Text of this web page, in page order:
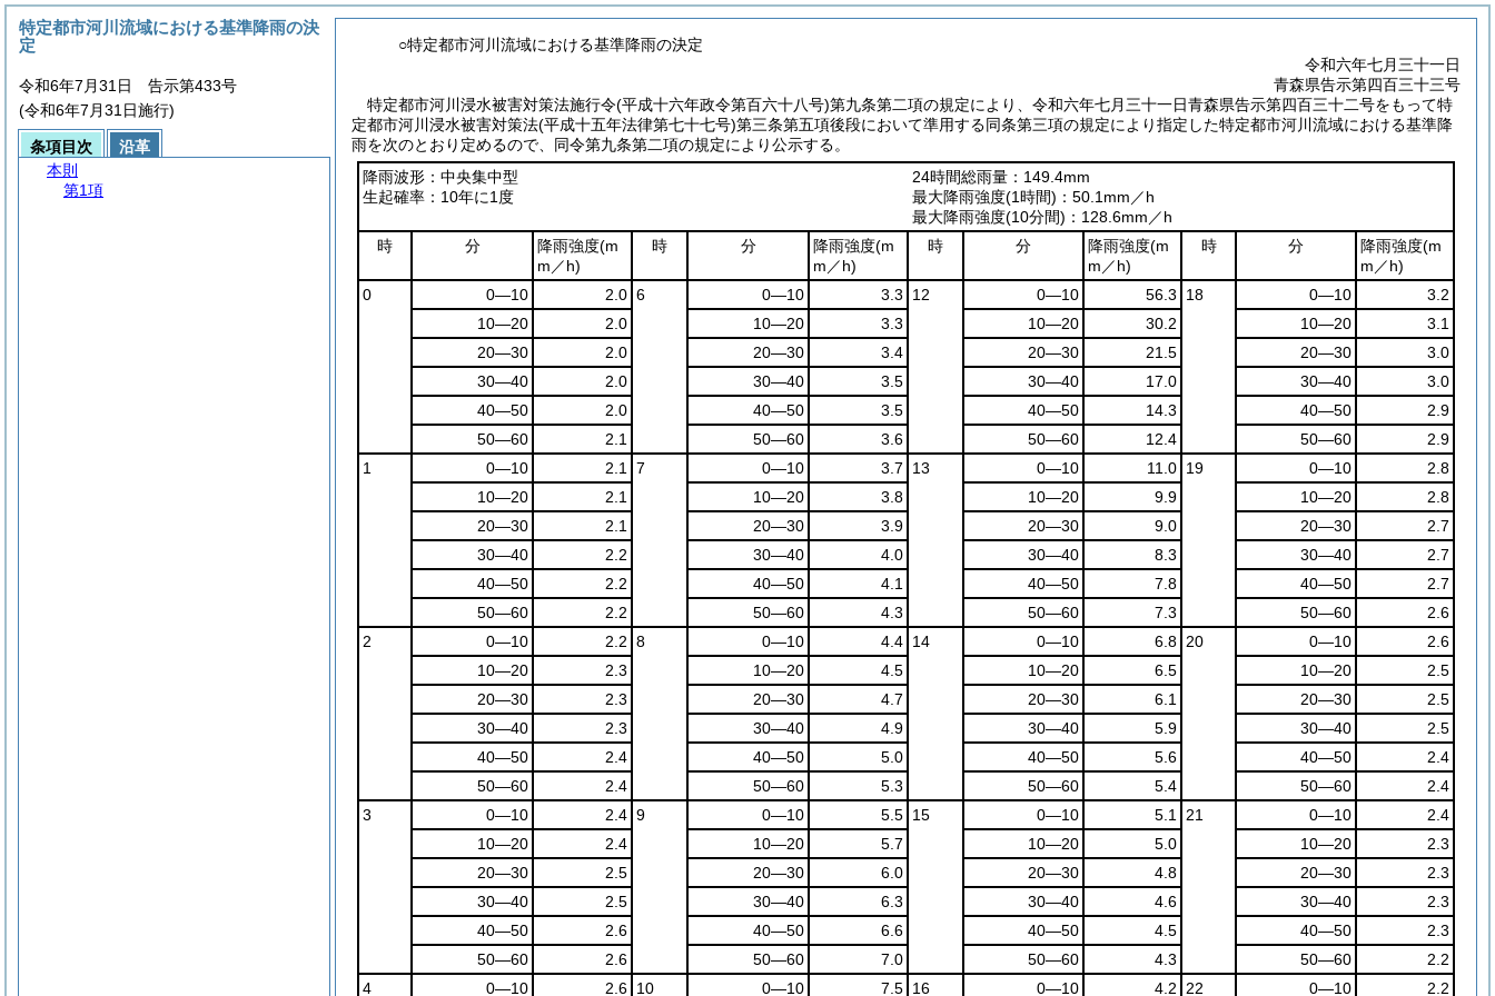
○特定都市河川流域における基準降雨の決定
令和六年七月三十一日
青森県告示第四百三十三号
特定都市河川浸水被害対策法施行令(平成十六年政令第百六十八号)第九条第二項の規定により、令和六年七月三十一日青森県告示第四百三十二号をもって特
定都市河川浸水被害対策法(平成十五年法律第七十七号)第三条第五項後段において準用する同条第三項の規定により指定した特定都市河川流域における基準降
雨を次のとおり定めるので、同令第九条第二項の規定により公示する。
降雨波形：中央集中型
生起確率：10年に1度
24時間総雨量：149.4mm
最大降雨強度(1時間) ：50.1mm／h
最大降雨強度(10分間) ：128.6mm／h
時
分 降雨強度(m
m／h)
時 分 降雨強度(m
m／h)
時 分 降雨強度(m
m／h)
時 分 降雨強度(m
m／h)
0
0―10 2.0 6 0―10 3.3 12 0―10 56.3 18 0―10
3.2
10―20
2.0 10―20 3.3 10―20 30.2 10―20
3.1
20―30
2.0 20―30 3.4 20―30 21.5 20―30
3.0
30―40
2.0 30―40 3.5 30―40 17.0 30―40
3.0
40―50
2.0 40―50 3.5 40―50 14.3 40―50
2.9
50―60
2.1 50―60 3.6 50―60 12.4 50―60
2.9
1
0―10 2.1 7 0―10 3.7 13 0―10 11.0 19 0―10
2.8
10―20
2.1 10―20 3.8 10―20 9.9 10―20
2.8
20―30
2.1 20―30 3.9 20―30 9.0 20―30
2.7
30―40
2.2 30―40 4.0 30―40 8.3 30―40
2.7
40―50
2.2 40―50 4.1 40―50 7.8 40―50
2.7
50―60
2.2 50―60 4.3 50―60 7.3 50―60
2.6
2
0―10 2.2 8 0―10 4.4 14 0―10 6.8 20 0―10
2.6
10―20
2.3 10―20 4.5 10―20 6.5 10―20
2.5
20―30
2.3 20―30 4.7 20―30 6.1 20―30
2.5
30―40
2.3 30―40 4.9 30―40 5.9 30―40
2.5
40―50
2.4 40―50 5.0 40―50 5.6 40―50
2.4
50―60
2.4 50―60 5.3 50―60 5.4 50―60
2.4
3
0―10 2.4 9 0―10 5.5 15 0―10 5.1 21 0―10
2.4
10―20
2.4 10―20 5.7 10―20 5.0 10―20
2.3
20―30
2.5 20―30 6.0 20―30 4.8 20―30
2.3
30―40
2.5 30―40 6.3 30―40 4.6 30―40
2.3
40―50
2.6 40―50 6.6 40―50 4.5 40―50
2.3
50―60
2.6 50―60 7.0 50―60 4.3 50―60
2.2
4
0―10 2.6 10 0―10 7.5 16 0―10 4.2 22 0―10 2.2
特定都市河川流域における基準降雨の決
定
令和6年7月31日 告示第433号
(令和6年7月31日施行)
条項目次
沿革
本則
第1項